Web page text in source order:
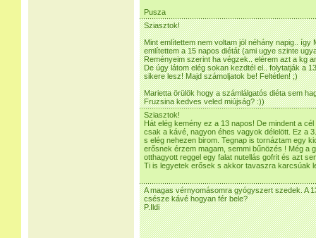
Pusza
Sziasztok!
Mint említettem nem voltam jól néhány napig.. így
említettem a 15 napos diétát (ami ugye szinte
Reményeim szerint ha végzek.. elérem azt a kg
De úgy látom elég sokan kezdtél el.. folytatják a
sikere lesz! Majd számoljatok be! Feltétlen! ;)
Marietta örülök hogy a számlálgatós diéta sem
Fruzsina kedves veled miújság? :))
Sziasztok!
Hát elég kemény ez a 13 napos! De mindent a
csak a kávé, nagyon éhes vagyok délelött. Ez a
s elég nehezen birom. Tegnap is tornáztam egy
erősnek érzem magam, semmi bűnözés ! Még a
otthagyott reggel egy falat nutellás gofrit és azt
Ti is legyetek erősek s akkor tavaszra karcsúak
A magas vérnyomásomra gyógyszert szedek. A
csésze kávé hogyan fér bele?
P.Ildi